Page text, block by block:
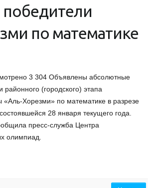
по математике
3 304 Объявлены абсолютные
районного (городского) этапа
Хорезми» по математике в разрезе
28 января текущего года.
пресс-служба Центра
олимпиад.